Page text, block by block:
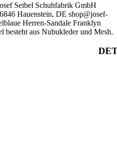
Seibel Schuhfabrik GmbH
Hauenstein, DE shop@josef-
Herren-Sandale Franklyn
besteht aus Nubukleder und Mesh.